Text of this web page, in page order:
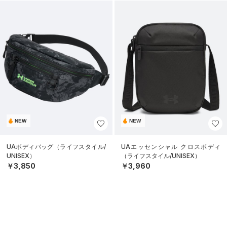
NEW
UAボディバッグ（ライフスタイル/
UNISEX）
￥3,850
NEW
UAエッセンシャル クロスボディ
（ライフスタイル/UNISEX）
￥3,960